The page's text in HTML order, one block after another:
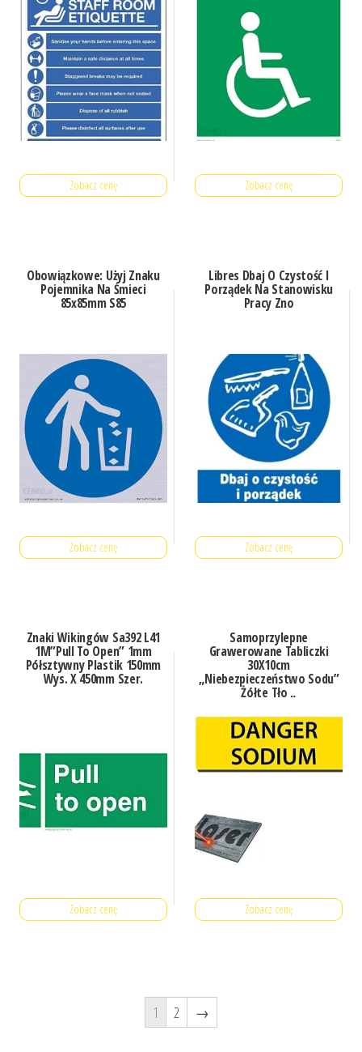
Zobacz cenę Zobacz cenę
Obowiązkowe: Użyj Znaku
Pojemnika Na Śmieci
85x85mm S85
Zobacz cenę
Libres Dbaj O Czystość I
Porządek Na Stanowisku
Pracy Zno
Zobacz cenę
Znaki Wikingów Sa392 L41
1M”Pull To Open” 1mm
Półsztywny Plastik 150mm
Wys. X 450mm Szer.
Zobacz cenę
Samoprzylepne
Grawerowane Tabliczki
30X10cm
„Niebezpieczeństwo Sodu”
Żółte Tło „
Zobacz cenę
1 2 →